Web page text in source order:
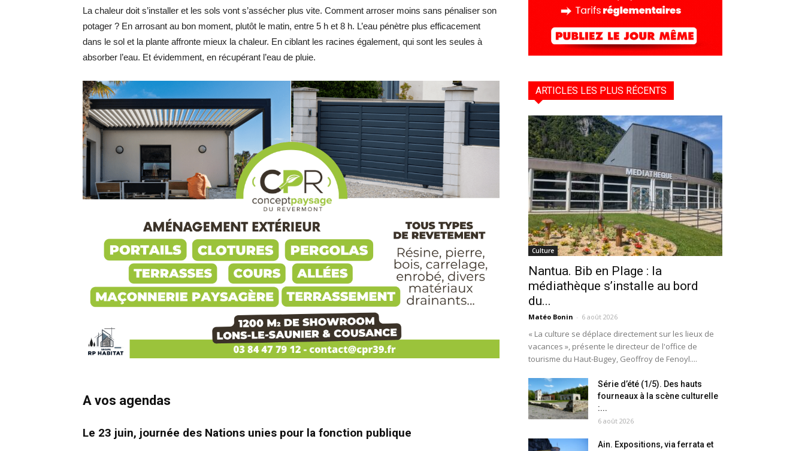
La chaleur doit s’installer et les sols vont s’assécher plus vite. Comment arroser moins sans pénaliser son
potager ? En arrosant au bon moment, plutôt le matin, entre 5 h et 8 h. L’eau pénètre plus efficacement
dans le sol et la plante affronte mieux la chaleur. En ciblant les racines également, qui sont les seules à
absorber l’eau. Et évidemment, en récupérant l’eau de pluie.
A vos agendas
Le 23 juin, journée des Nations unies pour la fonction publique
ARTICLES LES PLUS RÉCENTS
Culture
Nantua. Bib en Plage : la
médiathèque s’installe au bord
du...
Matéo Bonin - 6 août 2026
« La culture se déplace directement sur les lieux de
vacances », présente le directeur de l'office de
tourisme du Haut-Bugey, Geoffroy de Fenoyl....
Série d’été (1/5). Des hauts
fourneaux à la scène culturelle
:...
6 août 2026
Ain. Expositions, via ferrata et